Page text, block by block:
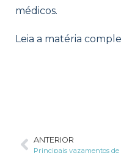
médicos.
Leia a matéria
ANTERIOR